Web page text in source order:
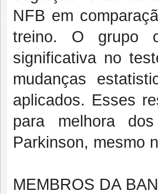
NFB em
treino. O grupo
significativa no
mudanças
aplicados. Esses
para melhora
Parkinson, mesmo
MEMBROS DA